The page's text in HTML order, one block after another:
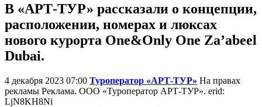
В «АРТ-ТУР» рассказали о концепции,
расположении, номерах и люксах
нового курорта One&Only One Za’abeel
Dubai.
4 декабря 2023 07:00 Туроператор «АРТ-ТУР» На правах
рекламы Реклама. ООО «Туроператор АРТ-ТУР». erid:
LjN8KH8Ni